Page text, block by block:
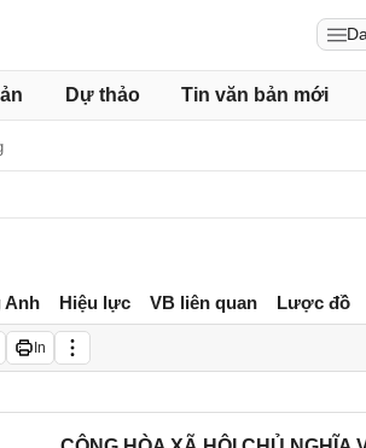
Dự thảo Tin văn bản mới
Anh Hiệu lực VB liên quan Lược đồ
In